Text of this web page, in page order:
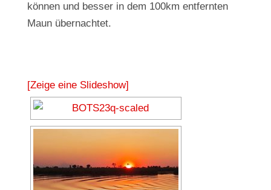
können und besser in dem 100km entfernten
Maun übernachtet.
[Zeige eine Slideshow]